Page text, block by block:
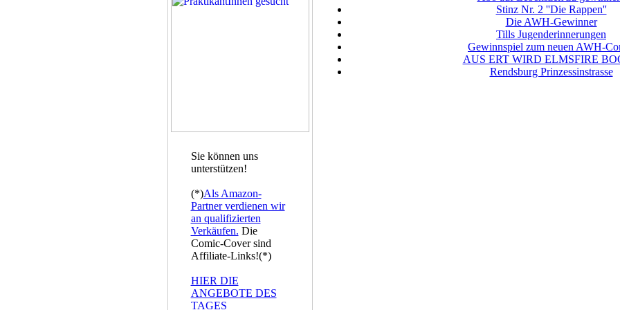
Sie können uns
unterstützen!
(*)Als Amazon-
Partner verdienen wir
an qualifizierten
Verkäufen. Die
Comic-Cover sind
Affiliate-Links!(*)
HIER DIE
ANGEBOTE DES
TAGES
Stinz Nr. 2 ''Die Rappen''
Die AWH-Gewinner
Tills Jugenderinnerungen
Gewinnspiel zum neuen AWH-
AUS ERT WIRD ELMSFIRE
Rendsburg Prinzessinstrasse